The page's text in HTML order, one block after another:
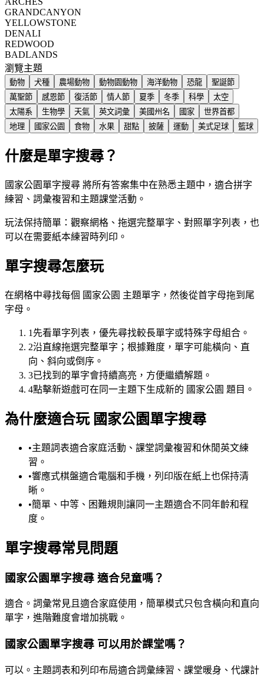
GRANDCANYON
YELLOWSTONE
DENALI
REDWOOD
BADLANDS
瀏覽主題
動物 犬種 農場動物 動物園動物 海洋動物 恐龍
聖誕節
萬聖節
感恩節 復活節 情人節 夏季 冬季 科學
太空
太陽系
生物學 天氣 英文詞彙 美國州名 國家
世界首都
地理
國家公園 食物 水果 甜點 披薩 運動 美式足球 籃球
什麼是單字搜尋？
國家公園單字搜尋 將所有答案集中在熟悉主題中，適合拼字
練習、詞彙複習和主題課堂活動。
玩法保持簡單：觀察網格、拖選完整單字、對照單字列表，也
可以在需要紙本練習時列印。
單字搜尋怎麼玩
在網格中尋找每個 國家公園 主題單字，然後從首字母拖到尾
字母。
1 先看單字列表，優先尋找較長單字或特殊字母組合。
2沿直線拖選完整單字；根據難度，單字可能橫向、直
向、斜向或倒序。
3已找到的單字會持續高亮，方便繼續解題。
4點擊新遊戲可在同一主題下生成新的 國家公園 題目。
為什麼適合玩 國家公園單字搜尋
•主題詞表適合家庭活動、課堂詞彙複習和休閒英文練
習。
•響應式棋盤適合電腦和手機，列印版在紙上也保持清
晰。
•簡單、中等、困難規則讓同一主題適合不同年齡和程
度。
單字搜尋常見問題
國家公園單字搜尋 適合兒童嗎？
適合。詞彙常見且適合家庭使用，簡單模式只包含橫向和直向
單字，進階難度會增加挑戰。
國家公園單字搜尋 可以用於課堂嗎？
可以。主題詞表和列印布局適合詞彙練習、課堂暖身、代課計